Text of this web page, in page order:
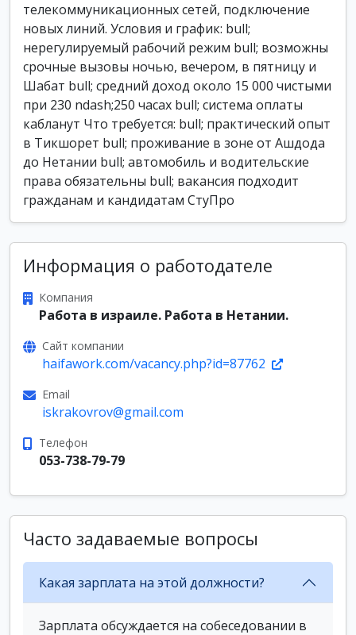
телекоммуникационных сетей, подключение
новых линий. Условия и график: bull;
нерегулируемый рабочий режим bull; возможны
срочные вызовы ночью, вечером, в пятницу и
Шабат bull; средний доход около 15 000 чистыми
при 230 ndash;250 часах bull; система оплаты
кабланут Что требуется: bull; практический опыт
в Тикшорет bull; проживание в зоне от Ашдода
до Нетании bull; автомобиль и водительские
права обязательны bull; вакансия подходит
гражданам и кандидатам СтуПро
Информация о работодателе
Компания
Работа в израиле. Работа в Нетании.
Сайт компании
haifawork.com/vacancy.php?id=87762
Email
iskrakovrov@gmail.com
Телефон
053-738-79-79
Часто задаваемые вопросы
Какая зарплата на этой должности?
Зарплата обсуждается на собеседовании в